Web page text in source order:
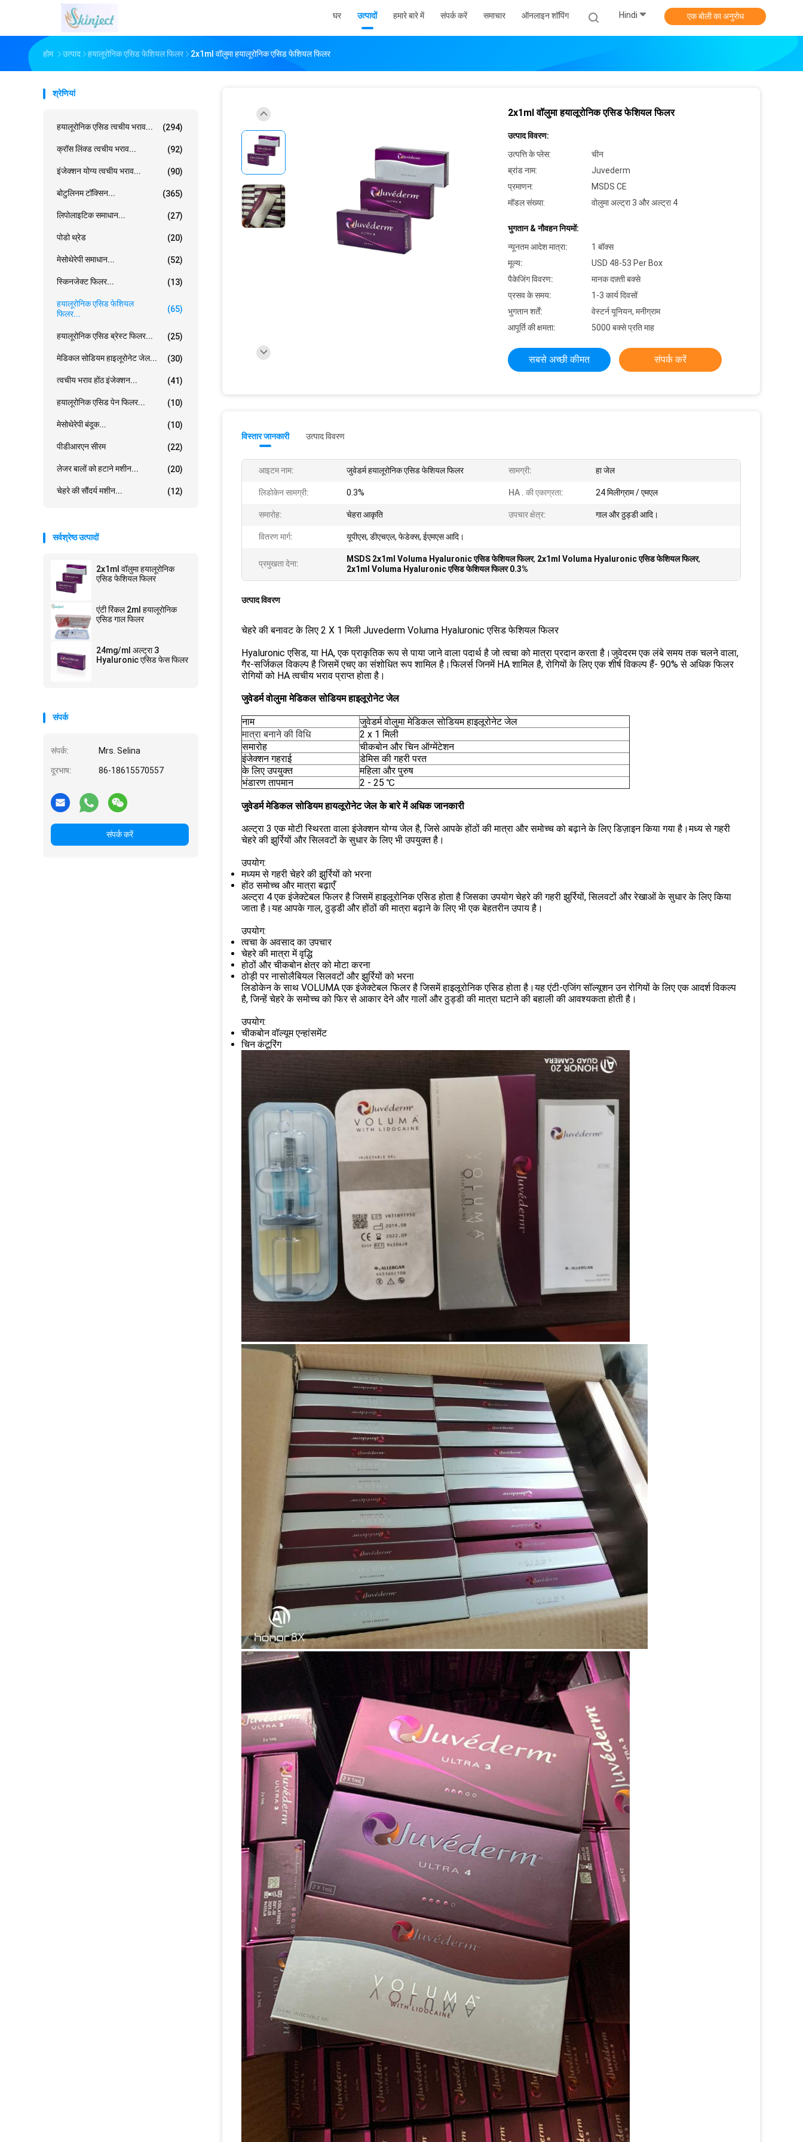
घर उत्पादों हमारे बारे में संपर्क करें समाचार ऑनलाइन शॉपिंग Hindi एक बोली का अनुरोध
होम उत्पाद हयालूरोनिक एसिड फेशियल फिलर 2x1ml वॉलुमा हयालूरोनिक एसिड फेशियल फिलर
श्रेणियां
हयालूरोनिक एसिड त्वचीय भराव... (294)
क्रॉस लिंक्ड त्वचीय भराव... (92)
इंजेक्शन योग्य त्वचीय भराव... (90)
बोटुलिनम टॉक्सिन... (365)
लिपोलाइटिक समाधान... (27)
पोडो थ्रेड (20)
मेसोथेरेपी समाधान... (52)
स्किनजेक्ट फिलर... (13)
हयालूरोनिक एसिड फेशियल
फिलर...
(65)
हयालूरोनिक एसिड ब्रेस्ट फिलर... (25)
मेडिकल सोडियम हाइलूरोनेट जेल... (30)
त्वचीय भराव होंठ इंजेक्शन... (41)
हयालूरोनिक एसिड पेन फिलर... (10)
मेसोथेरेपी बंदूक... (10)
पीडीआरएन सीरम (22)
लेजर बालों को हटाने मशीन... (20)
चेहरे की सौंदर्य मशीन... (12)
सर्वश्रेष्ठ उत्पादों
2x1ml वॉलुमा हयालूरोनिक
एसिड फेशियल फिलर
एंटी रिंकल 2ml हयालूरोनिक
एसिड गाल फिलर
24mg/ml अल्ट्रा 3
Hyaluronic एसिड फेस फिलर
संपर्क
संपर्क: Mrs. Selina
दूरभाष: 86-18615570557
संपर्क करें
2x1ml वॉलुमा हयालूरोनिक एसिड फेशियल फिलर
उत्पाद विवरण:
उत्पत्ति के प्लेस:
चीन
ब्रांड नाम:
Juvederm
प्रमाणन:
MSDS CE
मॉडल संख्या:
वोलुमा अल्ट्रा 3 और अल्ट्रा 4
भुगतान & नौवहन नियमों:
न्यूनतम आदेश मात्रा:
1 बॉक्स
मूल्य:
USD 48-53 Per Box
पैकेजिंग विवरण:
मानक दफ़्ती बक्से
प्रसव के समय:
1-3 कार्य दिवसों
भुगतान शर्तें:
वेस्टर्न यूनियन, मनीग्राम
आपूर्ति की क्षमता:
5000 बक्से प्रति माह
सबसे अच्छी कीमत संपर्क करें
विस्तार जानकारी उत्पाद विवरण
आइटम नाम: जुवेडर्म हयालूरोनिक एसिड फेशियल फिलर सामग्री: हा जेल
लिडोकेन सामग्री: 0.3% HA . की एकाग्रता: 24 मिलीग्राम / एमएल
समारोह: चेहरा आकृति उपचार क्षेत्र: गाल और ठुड्डी आदि।
वितरण मार्ग: यूपीएस, डीएचएल, फेडेक्स, ईएमएस आदि।
प्रमुखता देना: MSDS 2x1ml Voluma Hyaluronic एसिड फेशियल फिलर, 2x1ml Voluma Hyaluronic एसिड फेशियल फिलर,
2x1ml Voluma Hyaluronic एसिड फेशियल फिलर 0.3%
उत्पाद विवरण
चेहरे की बनावट के लिए 2 X 1 मिली Juvederm Voluma Hyaluronic एसिड फेशियल फिलर
Hyaluronic एसिड, या HA, एक प्राकृतिक रूप से पाया जाने वाला पदार्थ है जो त्वचा को मात्रा प्रदान करता है।जुवेदरम एक लंबे समय तक चलने वाला,
गैर-सर्जिकल विकल्प है जिसमें एचए का संशोधित रूप शामिल है।फिलर्स जिनमें HA शामिल है, रोगियों के लिए एक शीर्ष विकल्प हैं- 90% से अधिक फिलर
रोगियों को HA त्वचीय भराव प्राप्त होता है।
जुवेडर्म वोलुमा मेडिकल सोडियम हाइलूरोनेट जेल
नाम जुवेडर्म वोलुमा मेडिकल सोडियम हाइलूरोनेट जेल
मात्रा बनाने की विधि
2 x 1 मिली
समारोह
चीकबोन और चिन ऑग्मेंटेशन
इंजेक्शन गहराई
डेमिस की गहरी परत
के लिए उपयुक्त
महिला और पुरुष
भंडारण तापमान
2 - 25 ℃
जुवेडर्म मेडिकल सोडियम हायलूरोनेट जेल के बारे में अधिक जानकारी
अल्ट्रा 3 एक मोटी स्थिरता वाला इंजेक्शन योग्य जेल है, जिसे आपके होंठों की मात्रा और समोच्च को बढ़ाने के लिए डिज़ाइन किया गया है।मध्य से गहरी
चेहरे की झुर्रियों और सिलवटों के सुधार के लिए भी उपयुक्त है।
उपयोग:
मध्यम से गहरी चेहरे की झुर्रियों को भरना
होंठ समोच्च और मात्रा बढ़ाएँ
अल्ट्रा 4 एक इंजेक्टेबल फिलर है जिसमें हाइलूरोनिक एसिड होता है जिसका उपयोग चेहरे की गहरी झुर्रियों, सिलवटों और रेखाओं के सुधार के लिए किया
जाता है।यह आपके गाल, ठुड्डी और होंठों की मात्रा बढ़ाने के लिए भी एक बेहतरीन उपाय है।
उपयोग:
त्वचा के अवसाद का उपचार
चेहरे की मात्रा में वृद्धि
होठों और चीकबोन क्षेत्र को मोटा करना
ठोड़ी पर नासोलैबियल सिलवटों और झुर्रियों को भरना
लिडोकेन के साथ VOLUMA एक इंजेक्टेबल फिलर है जिसमें हाइलूरोनिक एसिड होता है।यह एंटी-एजिंग सॉल्यूशन उन रोगियों के लिए एक आदर्श विकल्प
है, जिन्हें चेहरे के समोच्च को फिर से आकार देने और गालों और ठुड्डी की मात्रा घटाने की बहाली की आवश्यकता होती है।
उपयोग:
चीकबोन वॉल्यूम एन्हांसमेंट
चिन कंटूरिंग